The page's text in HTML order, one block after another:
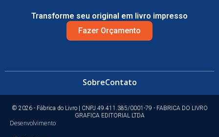
Transforme seu original em livro impresso
Fazer Orçamento
SobreContato
© 2026 - Fábrica do Livro | CNPJ 49.411.385/0001-79 - FABRICA DO LIVRO
GRAFICA EDITORIAL LTDA
Desenvolvimento